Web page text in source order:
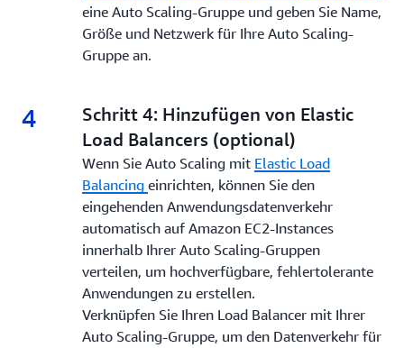
eine Auto Scaling-Gruppe und geben Sie Name,
Größe und Netzwerk für Ihre Auto Scaling-
Gruppe an.
4 4.
Schritt 4: Hinzufügen von Elastic
Load Balancers (optional)
Wenn Sie Auto Scaling mit Elastic Load
Balancing einrichten, können Sie den
eingehenden Anwendungsdatenverkehr
automatisch auf Amazon EC2-Instances
innerhalb Ihrer Auto Scaling-Gruppen
verteilen, um hochverfügbare, fehlertolerante
Anwendungen zu erstellen.
Verknüpfen Sie Ihren Load Balancer mit Ihrer
Auto Scaling-Gruppe, um den Datenverkehr für